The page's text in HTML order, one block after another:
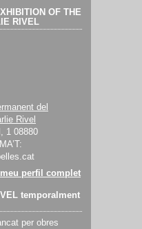
OF THE
RIVEL
del
Rivel
1 08880
perfil complet
temporalment
per obres